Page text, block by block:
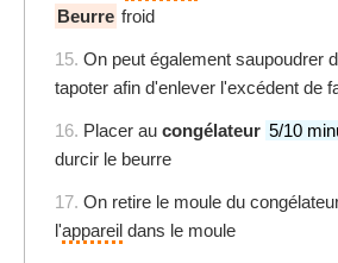
Beurre froid
15. On peut également saupoudrer
tapoter afin d'enlever l'excédent de
16. Placer au congélateur 5/10
durcir le beurre
17. On retire le moule du
l'appareil dans le moule